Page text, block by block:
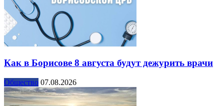
Как в Борисове 8 августа будут дежурить врачи
Общество 07.08.2026